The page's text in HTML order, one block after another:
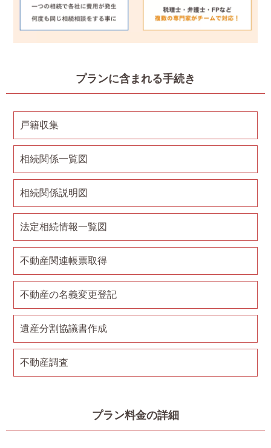
プランに含まれる手続き
戸籍収集
相続関係一覧図
相続関係説明図
法定相続情報一覧図
不動産関連帳票取得
不動産の名義変更登記
遺産分割協議書作成
不動産調査
プラン料金の詳細